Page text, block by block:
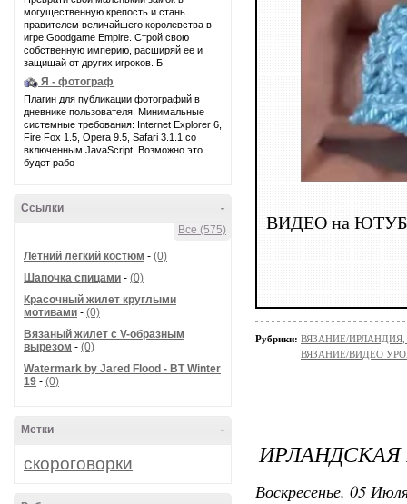
могущественную крепость и стань
правителем величайшего королевства в
игре Goodgame Empire. Строй свою
собственную империю, расширяй ее и
защищай от других игроков. Б
Я - фотограф
Плагин для публикации фотографий в
дневнике пользователя. Минимальные
системные требования: Internet Explorer 6,
Fire Fox 1.5, Opera 9.5, Safari 3.1.1 со
включенным JavaScript. Возможно это
будет рабо
-
Ссылки
Все (575)
Летний лёгкий костюм - (0)
Шапочка спицами - (0)
Красочный жилет круглыми
мотивами - (0)
Вязаный жилет с V-образным
вырезом - (0)
Watermark by Jared Flood - BT Winter
19 - (0)
-
Метки
скороговорки
ВИДЕО на
Рубрики: ВЯЗАНИЕ/
ВЯЗАНИЕ/ВИДЕО
Воскресенье, 05